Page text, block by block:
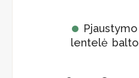
Pjaustymo
lentelė balto